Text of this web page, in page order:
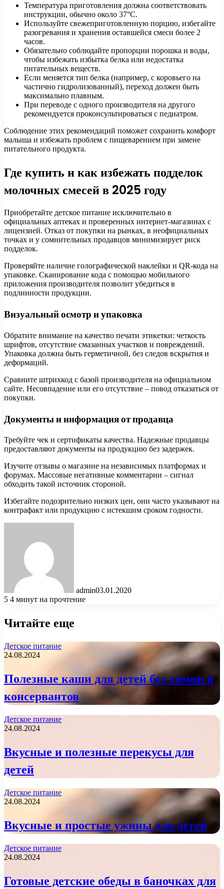
Температура приготовления должна соответствовать
инструкции, обычно около 37°C.
Используйте свежеприготовленную порцию, избегайте
разогревания и хранения оставшейся смеси более 2
часов.
Обязательно соблюдайте пропорции порошка и воды,
чтобы избежать избытка белка или недостатка
питательных веществ.
Если меняется тип белка (например, с коровьего на
частично гидролизованный), переход должен быть
максимально плавным.
При переводе с одного производителя на другого
рекомендуется проконсультироваться с педиатром.
Соблюдение этих рекомендаций поможет сохранить комфорт
малыша и избежать проблем с пищеварением при замене
питательного продукта.
Где купить и как избежать подделок
молочных смесей в 2025 году
Приобретайте детское питание исключительно в
официальных аптеках и проверенных интернет-магазинах с
лицензией. Отказ от покупки на рынках, в неофициальных
точках и у сомнительных продавцов минимизирует риск
подделок.
Проверяйте наличие голографической наклейки и QR-кода на
упаковке. Сканирование кода с помощью мобильного
приложения производителя позволит убедиться в
подлинности продукции.
Визуальный осмотр и упаковка
Обратите внимание на качество печати этикетки: четкость
шрифтов, отсутствие смазанных участков и повреждений.
Упаковка должна быть герметичной, без следов вскрытия и
деформаций.
Сравните штрихкод с базой производителя на официальном
сайте. Несовпадение или его отсутствие – повод отказаться от
покупки.
Документы и информация от продавца
Требуйте чек и сертификаты качества. Надежные продавцы
предоставляют документы на продукцию без задержек.
Изучите отзывы о магазине на независимых платформах и
форумах. Массовые негативные комментарии – сигнал
обходить такой источник стороной.
Избегайте подозрительно низких цен, они часто указывают на
контрафакт или продукцию с истекшим сроком годности.
admin03.01.2020
5 4 минут на прочтение
Читайте еще
Детское питание
24.08.2024
Полезные каши для детей без химии и
консервантов
Детское питание
24.08.2024
Вкусные и полезные перекусы для
детей
Детское питание
24.08.2024
Вкусные и простые ужины для детей
Детское питание
24.08.2024
Готовые детские обеды в баночках для